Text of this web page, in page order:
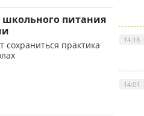
питания
сохраниться практика
14:18
14:01